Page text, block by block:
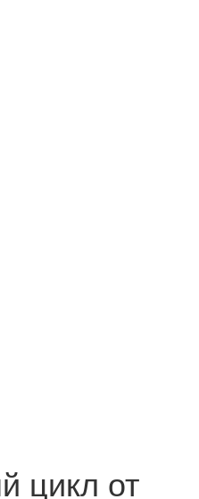
цикл от